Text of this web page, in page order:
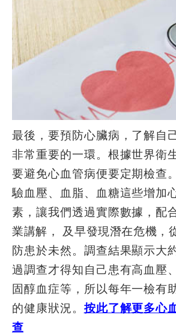
最後，要預防心臟病，了解自
非常重要的一環。根據世界衛
要避免心血管病便要定期檢查
驗血壓、血脂、血糖這些增加
素，讓我們透過實際數據，配
業講解， 及早發現潛在危機，
防患於未然。調查結果顯示大
過調查才得知自己患有高血壓
固醇血症等，所以每年一檢有
的健康狀況。 按此了解更多心
查